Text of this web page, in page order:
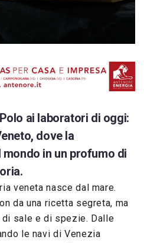
ai laboratori di oggi:
dove la
in un profumo di
veneta nasce dal mare.
da una ricetta segreta, ma
di sale e di spezie. Dalle
le navi di Venezia